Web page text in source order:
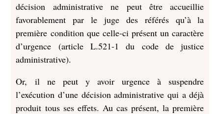
décision administrative ne peut être accueillie
favorablement par le juge des référés qu’à la
première condition que celle-ci présent un caractère
d’urgence (article L.521-1 du code de justice
administrative).
Or, il ne peut y avoir urgence à suspendre
l’exécution d’une décision administrative qui a déjà
produit tous ses effets. Au cas présent, la première